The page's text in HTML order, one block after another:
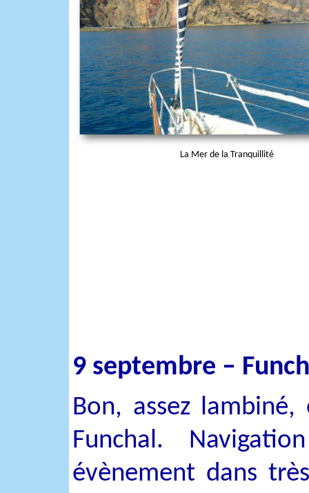
La Mer de la Tranquillité
9 septembre –
Bon, assez
Funchal.
évènement dans